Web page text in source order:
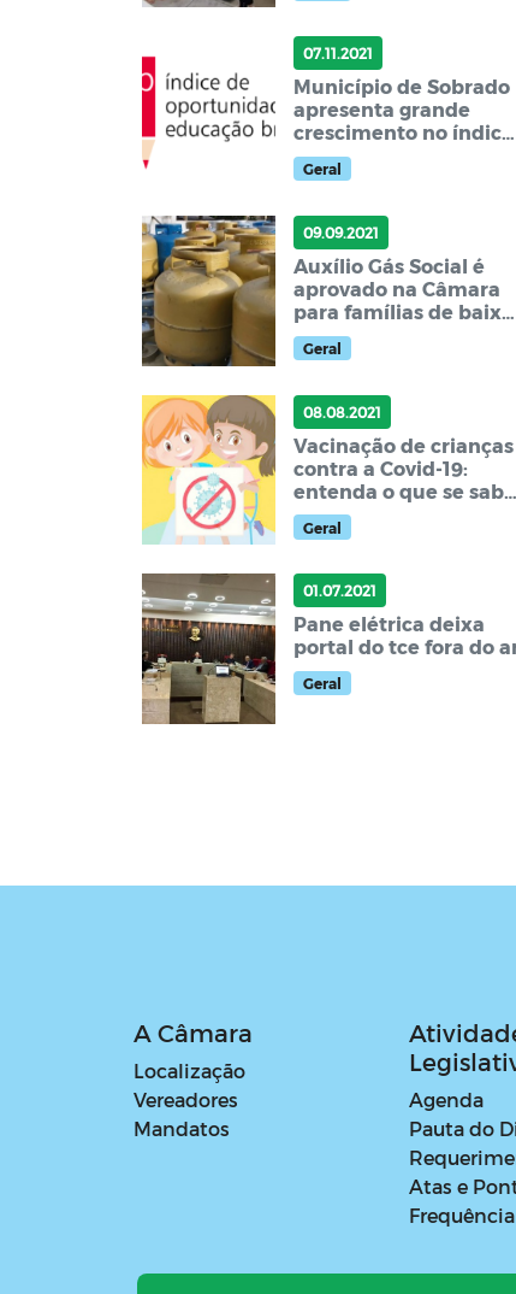
07.11.2021
Município de Sobrado
apresenta grande
crescimento no índice
de Oportunidade da
Educação Brasileira –
Geral
09.09.2021
Auxílio Gás Social é
aprovado na Câmara
para famílias de baixa
renda; entenda
Geral
08.08.2021
Vacinação de crianças
contra a Covid-19:
entenda o que se sabe
e o que está em
prática no mundo
Geral
01.07.2021
Pane elétrica deixa
portal do tce fora do
Geral
A Câmara
Localização
Vereadores
Mandatos
Agenda
Pauta do
Atas e
Frequência